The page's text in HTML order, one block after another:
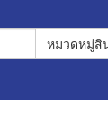
หมวดหมู่สิ